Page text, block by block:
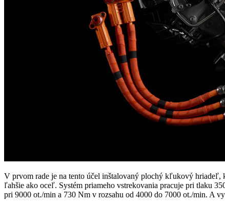
V prvom rade je na tento účel inštalovaný plochý kľukový hriadeľ,
ľahšie ako oceľ. Systém priameho vstrekovania pracuje pri tlaku
pri 9000 ot./min a 730 Nm v rozsahu od 4000 do 7000 ot./min. A